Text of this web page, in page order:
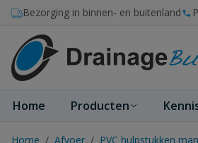
Ga naar de inhoud
Bezorging in binnen- en buitenland
Home Producten
Home / Afvoer / PVC hulpstukken